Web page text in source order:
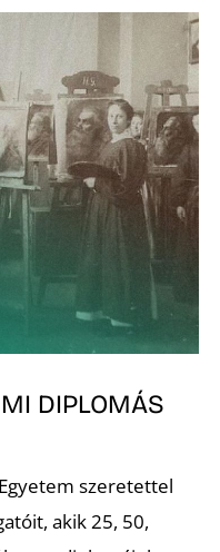
DIPLOMÁS
szeretettel
akik 25, 50,